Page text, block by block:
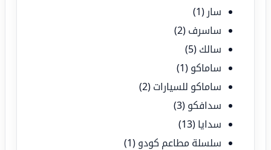
سار (1)
ساسرف (2)
سالك (5)
ساماكو (1)
ساماكو للسيارات (2)
سدافكو (3)
سدايا (13)
سلسلة مطاعم كودو (1)